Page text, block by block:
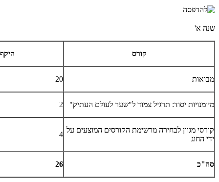
שנה א'
קורס
מבואות 20
מיומנויות יסוד: תרגיל צמוד ל"שער לעולם העתיק" 2
קורסי מגוון לבחירה מרשימת הקורסים המוצעים על
ידי החוג
4
סה"כ 26